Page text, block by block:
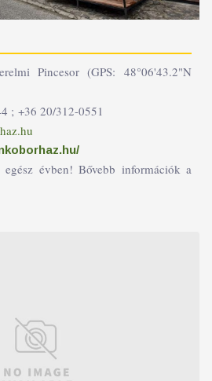
Pincesor (GPS: 48°06'43.2"N
; +36 20/312-0551
évben! Bővebb információk a